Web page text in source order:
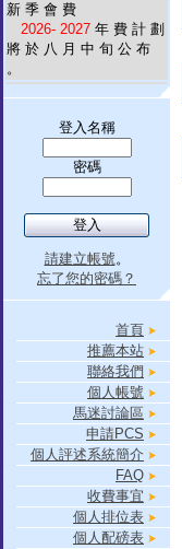
新 季 會 費
2026- 2027 年 費 計 劃
將 於 八 月 中 旬 公 布
。
登入名稱
密碼
請建立帳號。
忘了您的密碼？
首頁
推薦本站
聯絡我們
個人帳號
馬迷討論區
申請PCS
個人評述系統簡介
FAQ
收費事宜
個人排位表
個人配磅表